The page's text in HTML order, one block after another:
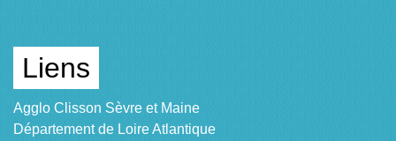
Liens
Agglo Clisson Sèvre et Maine
Département de Loire Atlantique